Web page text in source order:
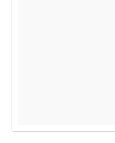
DATUM
BROSCHÜRE